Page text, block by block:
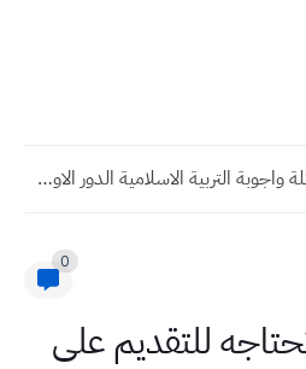
اسئلة واجوبة التربية الاسلامية الدور الاول 2023 صف السادس الابتدائي
0
للتقديم على